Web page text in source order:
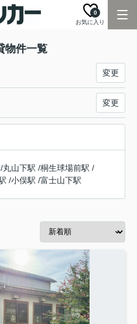
お気に入り
0
物件一覧
変更
変更
/丸山下駅 /桐生球場前駅 /
/小俣駅 /富士山下駅